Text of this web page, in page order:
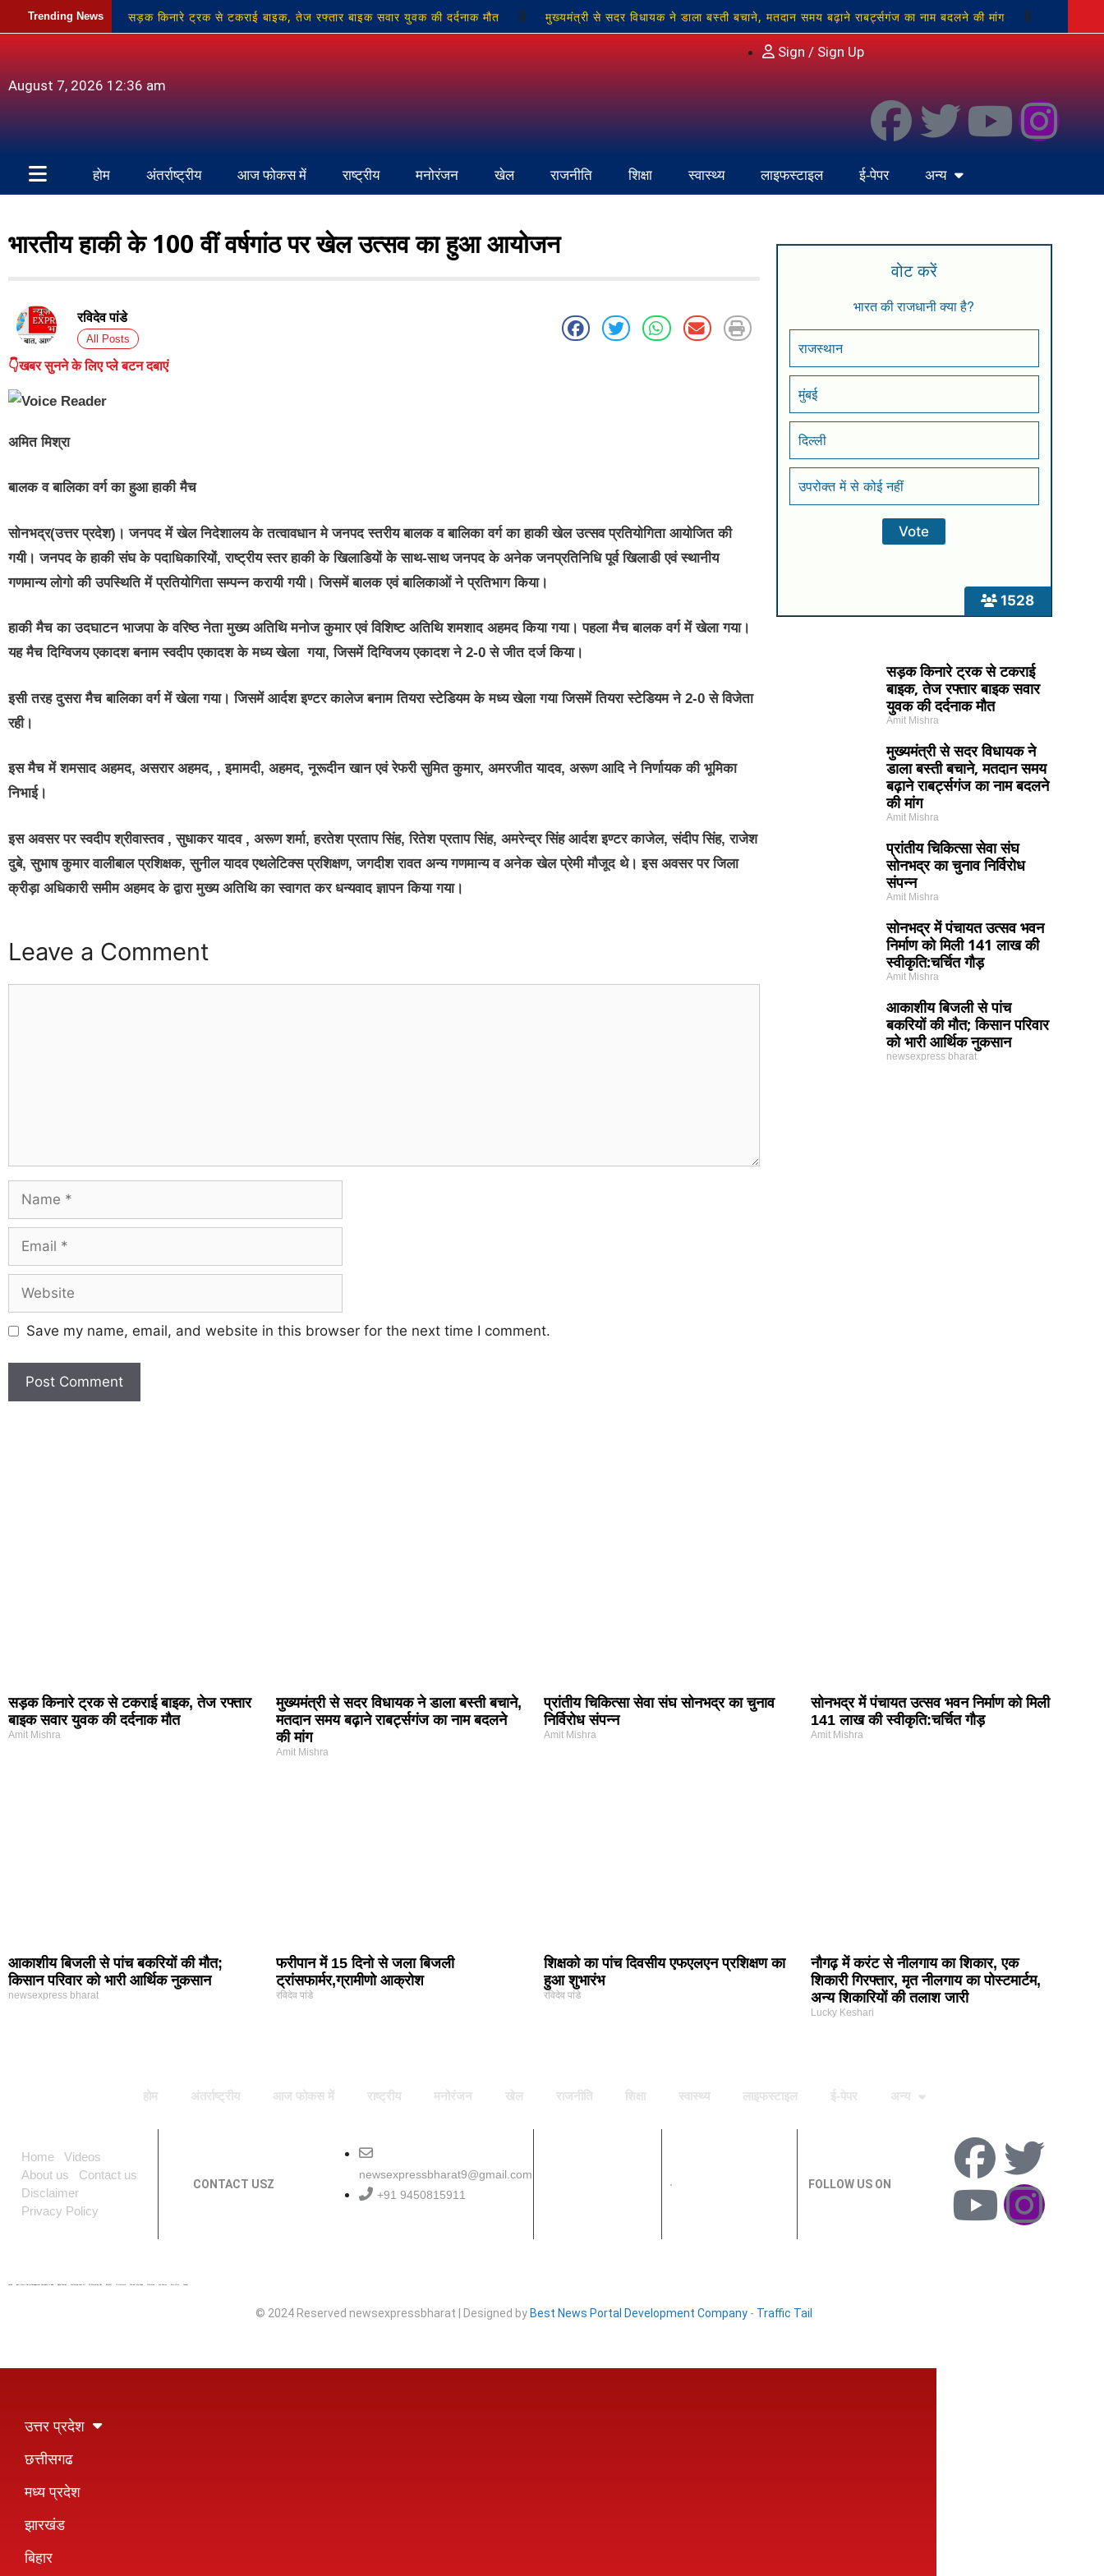
Trending News सड़क किनारे ट्रक से टकराई बाइक, तेज रफ्तार बाइक सवार युवक की दर्दनाक मौत मुख्यमंत्री से सदर विधायक ने डाला बस्ती बचाने, मतदान समय बढ़ाने राबर्ट्सगंज का नाम बदलने की मांग
सोनभद्र में पंचायत उत्सव भवन निर्माण को मिली 141 लाख की स्वीकृति:चर्चित गौड़ आकाशीय बिजली से पांच बकरियों की मौत;
किसान परिवार को भारी आर्थिक नुकसान
August 7, 2026 12:36 am
Sign / Sign Up
होम अंतर्राष्ट्रीय आज फोकस में राष्ट्रीय मनोरंजन खेल राजनीति शिक्षा स्वास्थ्य लाइफस्टाइल ई-पेपर अन्य
भारतीय हाकी के 100 वीं वर्षगांठ पर खेल उत्सव का हुआ आयोजन
रविदेव पांडे
All Posts
👇खबर सुनने के लिए प्ले बटन दबाएं
अमित मिश्रा
बालक व बालिका वर्ग का हुआ हाकी मैच
सोनभद्र(उत्तर प्रदेश)। जनपद में खेल निदेशालय के तत्वावधान मे जनपद स्तरीय बालक व बालिका वर्ग का हाकी खेल उत्सव प्रतियोगिता आयोजित की
गयी। जनपद के हाकी संघ के पदाधिकारियों, राष्ट्रीय स्तर हाकी के खिलाडियों के साथ-साथ जनपद के अनेक जनप्रतिनिधि पूर्व खिलाडी एवं स्थानीय
गणमान्य लोगो की उपस्थिति में प्रतियोगिता सम्पन्न करायी गयी। जिसमें बालक एवं बालिकाओं ने प्रतिभाग किया।
हाकी मैच का उदघाटन भाजपा के वरिष्ठ नेता मुख्य अतिथि मनोज कुमार एवं विशिष्ट अतिथि शमशाद अहमद किया गया। पहला मैच बालक वर्ग में खेला गया।
यह मैच दिग्विजय एकादश बनाम स्वदीप एकादश के मध्य खेला गया, जिसमें दिग्विजय एकादश ने 2-0 से जीत दर्ज किया।
इसी तरह दुसरा मैच बालिका वर्ग में खेला गया। जिसमें आर्दश इण्टर कालेज बनाम तियरा स्टेडियम के मध्य खेला गया जिसमें तियरा स्टेडियम ने 2-0 से विजेता
रही।
इस मैच में शमसाद अहमद, असरार अहमद, , इमामदी, अहमद, नूरूदीन खान एवं रेफरी सुमित कुमार, अमरजीत यादव, अरूण आदि ने निर्णायक की भूमिका
निभाई।
इस अवसर पर स्वदीप श्रीवास्तव , सुधाकर यादव , अरूण शर्मा, हरतेश प्रताप सिंह, रितेश प्रताप सिंह, अमरेन्द्र सिंह आर्दश इण्टर काजेल, संदीप सिंह, राजेश
दुबे, सुभाष कुमार वालीबाल प्रशिक्षक, सुनील यादव एथलेटिक्स प्रशिक्षण, जगदीश रावत अन्य गणमान्य व अनेक खेल प्रेमी मौजूद थे। इस अवसर पर जिला
क्रीड़ा अधिकारी समीम अहमद के द्वारा मुख्य अतिथि का स्वागत कर धन्यवाद ज्ञापन किया गया।
Leave a Comment
Save my name, email, and website in this browser for the next time I comment.
1528
वोट करें
भारत की राजधानी क्या है?
राजस्थान
मुंबई
दिल्ली
उपरोक्त में से कोई नहीं
सड़क किनारे ट्रक से टकराई
बाइक, तेज रफ्तार बाइक सवार
युवक की दर्दनाक मौत
Amit Mishra
मुख्यमंत्री से सदर विधायक ने
डाला बस्ती बचाने, मतदान समय
बढ़ाने राबर्ट्सगंज का नाम बदलने
की मांग
Amit Mishra
प्रांतीय चिकित्सा सेवा संघ
सोनभद्र का चुनाव निर्विरोध
संपन्न
Amit Mishra
सोनभद्र में पंचायत उत्सव भवन
निर्माण को मिली 141 लाख की
स्वीकृति:चर्चित गौड़
Amit Mishra
आकाशीय बिजली से पांच
बकरियों की मौत; किसान परिवार
को भारी आर्थिक नुकसान
newsexpress bharat
सड़क किनारे ट्रक से टकराई बाइक, तेज रफ्तार
बाइक सवार युवक की दर्दनाक मौत
Amit Mishra
मुख्यमंत्री से सदर विधायक ने डाला बस्ती बचाने,
मतदान समय बढ़ाने राबर्ट्सगंज का नाम बदलने
की मांग
Amit Mishra
प्रांतीय चिकित्सा सेवा संघ सोनभद्र का चुनाव
निर्विरोध संपन्न
Amit Mishra
सोनभद्र में पंचायत उत्सव भवन निर्माण को मिली
141 लाख की स्वीकृति:चर्चित गौड़
Amit Mishra
आकाशीय बिजली से पांच बकरियों की मौत;
किसान परिवार को भारी आर्थिक नुकसान
newsexpress bharat
फरीपान में 15 दिनो से जला बिजली
ट्रांसफार्मर,ग्रामीणो आक्रोश
रविदेव पांडे
शिक्षको का पांच दिवसीय एफएलएन प्रशिक्षण का
हुआ शुभारंभ
रविदेव पांडे
नौगढ़ में करंट से नीलगाय का शिकार, एक
शिकारी गिरफ्तार, मृत नीलगाय का पोस्टमार्टम,
अन्य शिकारियों की तलाश जारी
Lucky Keshari
होम अंतर्राष्ट्रीय आज फोकस में राष्ट्रीय मनोरंजन खेल राजनीति शिक्षा स्वास्थ्य लाइफस्टाइल ई-पेपर अन्य
Home
Videos
About us
Contact us
Disclaimer
Privacy Policy
CONTACT USZ
newsexpressbharat9@gmail.com
+91 9450815911
FOLLOW US ON
© 2024 Reserved newsexpressbharat | Designed by Best News Portal Development Company - Traffic Tail
उत्तर प्रदेश
छत्तीसगढ
मध्य प्रदेश
झारखंड
बिहार